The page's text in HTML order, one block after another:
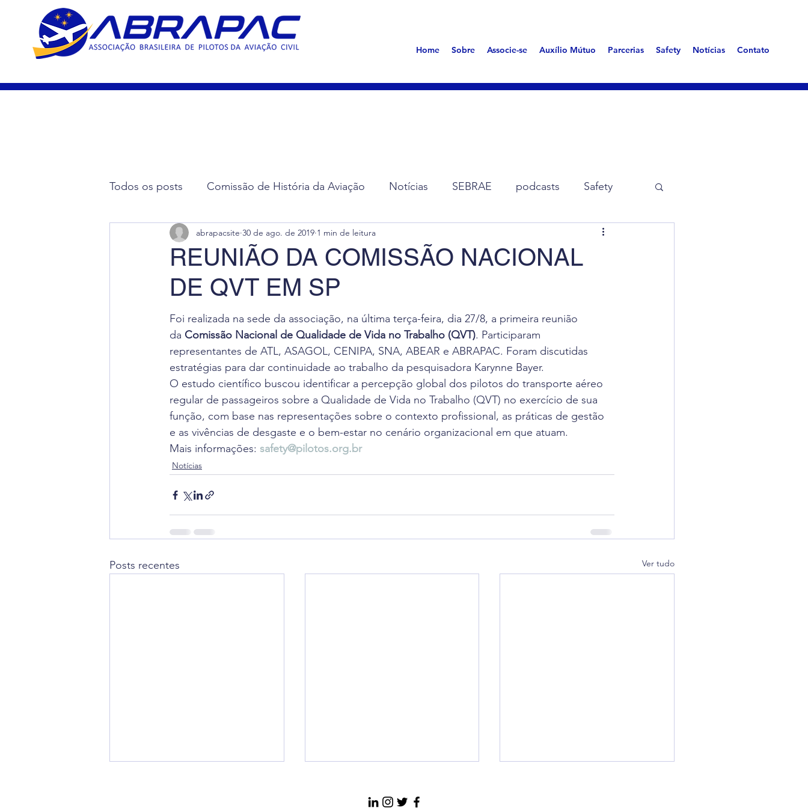
15 Anos Home Sobre Associe-se Auxílio Mútuo Parcerias Safety Notícias Contato
Todos os posts Comissão de História da Aviação Notícias SEBRAE podcasts Safety
Artigos Científicos Eleição de Diretoria Assembleias Síndrome Aerotóxica
Radiação Cósmica Dica de Leitura
Aviação Executiva Oportunidade de Trabalho Eventos Pesquisas
Dica de Inglês Notas Oficiais
REUNIÃO DA COMISSÃO NACIONAL
DE QVT EM SP
abrapacsite 30 de ago. de 2019 1 min de leitura
Foi realizada na sede da associação, na última terça-feira, dia 27/8, a primeira reunião
da Comissão Nacional de Qualidade de Vida no Trabalho (QVT). Participaram
representantes de ATL, ASAGOL, CENIPA, SNA, ABEAR e ABRAPAC. Foram discutidas
estratégias para dar continuidade ao trabalho da pesquisadora Karynne Bayer.
O estudo científico buscou identificar a percepção global dos pilotos do transporte aéreo
regular de passageiros sobre a Qualidade de Vida no Trabalho (QVT) no exercício de sua
função, com base nas representações sobre o contexto profissional, as práticas de gestão
e as vivências de desgaste e o bem-estar no cenário organizacional em que atuam.
Mais informações: safety@pilotos.org.br
Notícias
Posts recentes Ver tudo